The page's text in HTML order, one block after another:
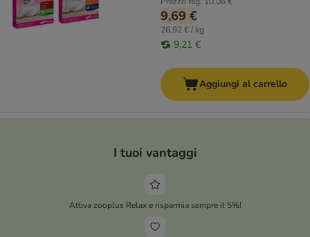
9,69 €
26,92 € / kg
9,21 €
Aggiungi al carrello
I tuoi vantaggi
Attiva zooplus Relax e risparmia sempre il 5%!